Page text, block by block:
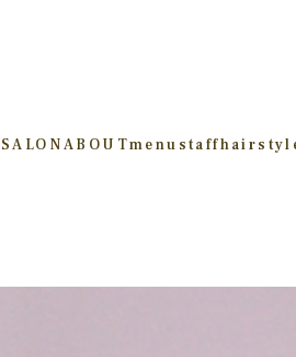
SALONABOUTmenu staff